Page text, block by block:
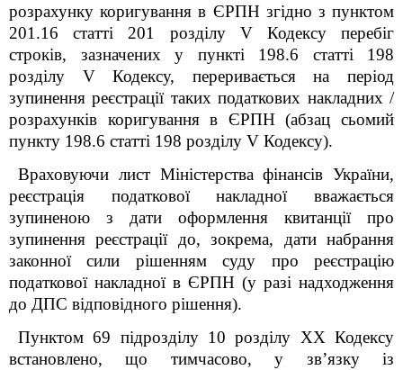
розрахунку коригування в ЄРПН згідно з пунктом
201.16 статті 201 розділу V Кодексу перебіг
строків, зазначених у пункті 198.6 статті 198
розділу V Кодексу, переривається на період
зупинення реєстрації таких податкових накладних /
розрахунків коригування в ЄРПН (абзац сьомий
пункту 198.6 статті 198 розділу V Кодексу).
Враховуючи лист Міністерства фінансів України,
реєстрація податкової накладної вважається
зупиненою з дати оформлення квитанції про
зупинення реєстрації до, зокрема, дати набрання
законної сили рішенням суду про реєстрацію
податкової накладної в ЄРПН (у разі надходження
до ДПС відповідного рішення).
Пунктом 69 підрозділу 10 розділу ХХ Кодексу
встановлено, що тимчасово, у зв’язку із